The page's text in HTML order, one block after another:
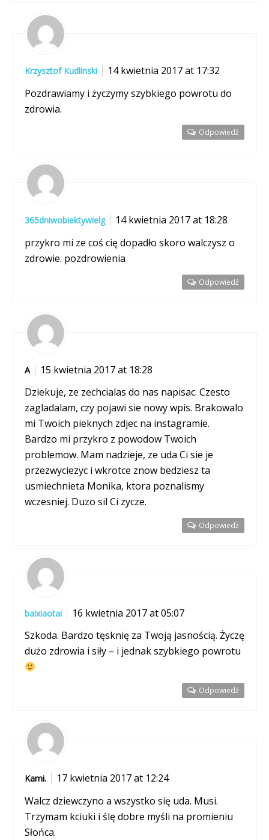
Krzysztof Kudlinski
14 kwietnia 2017 at 17:32
Pozdrawiamy i życzymy szybkiego powrotu do
zdrowia.
Odpowiedź
365dniwobiektywielg
14 kwietnia 2017 at 18:28
przykro mi ze coś cię dopadło skoro walczysz o
zdrowie. pozdrowienia
Odpowiedź
A
15 kwietnia 2017 at 18:28
Dziekuje, ze zechcialas do nas napisac. Czesto
zagladalam, czy pojawi sie nowy wpis. Brakowalo
mi Twoich pieknych zdjec na instagramie.
Bardzo mi przykro z powodow Twoich
problemow. Mam nadzieje, ze uda Ci sie je
przezwyciezyc i wkrotce znow bedziesz ta
usmiechnieta Monika, ktora poznalismy
wczesniej. Duzo sil Ci zycze.
Odpowiedź
baixiaotai
16 kwietnia 2017 at 05:07
Szkoda. Bardzo tęsknię za Twoją jasnością. Życzę
dużo zdrowia i siły – i jednak szybkiego powrotu
Odpowiedź
Kami.
17 kwietnia 2017 at 12:24
Walcz dziewczyno a wszystko się uda. Musi.
Trzymam kciuki i ślę dobre myśli na promieniu
Słońca.